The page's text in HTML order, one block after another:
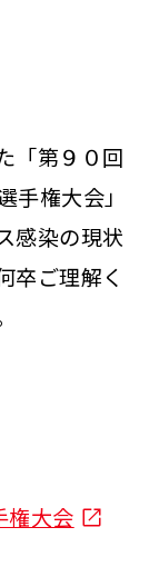
「第９０回
手権大会」
感染の現状
卒ご理解く
権大会